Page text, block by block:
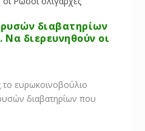
διαβατηρίων
Να διερευνηθούν οι
ευρωκοινοβούλιο
διαβατηρίων που